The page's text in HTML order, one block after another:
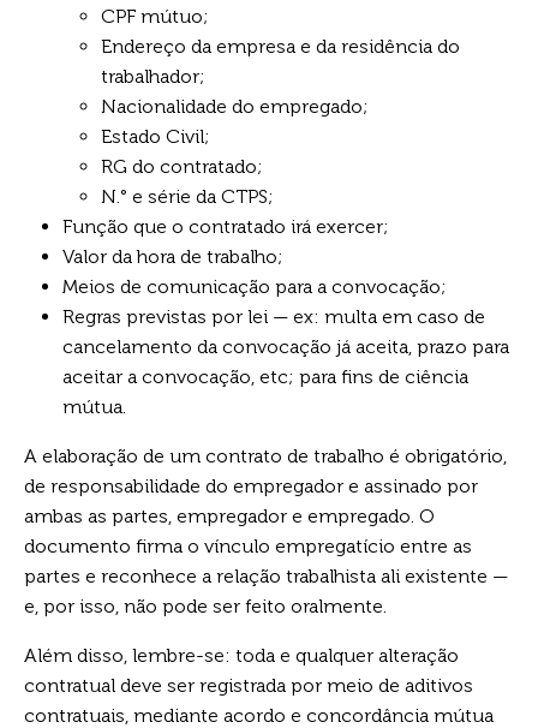
CPF mútuo;
Endereço da empresa e da residência do
trabalhador;
Nacionalidade do empregado;
Estado Civil;
RG do contratado;
N.° e série da CTPS;
Função que o contratado irá exercer;
Valor da hora de trabalho;
Meios de comunicação para a convocação;
Regras previstas por lei — ex: multa em caso de
cancelamento da convocação já aceita, prazo para
aceitar a convocação, etc; para fins de ciência
mútua.
A elaboração de um contrato de trabalho é obrigatório,
de responsabilidade do empregador e assinado por
ambas as partes, empregador e empregado. O
documento firma o vínculo empregatício entre as
partes e reconhece a relação trabalhista ali existente —
e, por isso, não pode ser feito oralmente.
Além disso, lembre-se: toda e qualquer alteração
contratual deve ser registrada por meio de aditivos
contratuais, mediante acordo e concordância mútua